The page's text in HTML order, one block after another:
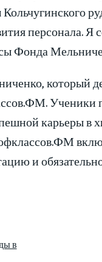
персонала.
Фонда
который
Ученики
карьеры в
и
в